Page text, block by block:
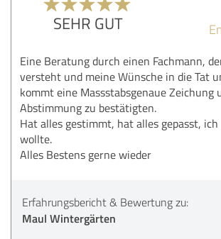
SEHR GUT
Eine Beratung durch einen Fachmann,
versteht und meine Wünsche in die Tat
kommt eine Massstabsgenaue Zeichung
Abstimmung zu bestätigten.
Hat alles gestimmt, hat alles gepasst,
wollte.
Alles Bestens gerne wieder
Erfahrungsbericht & Bewertung zu:
Maul Wintergärten